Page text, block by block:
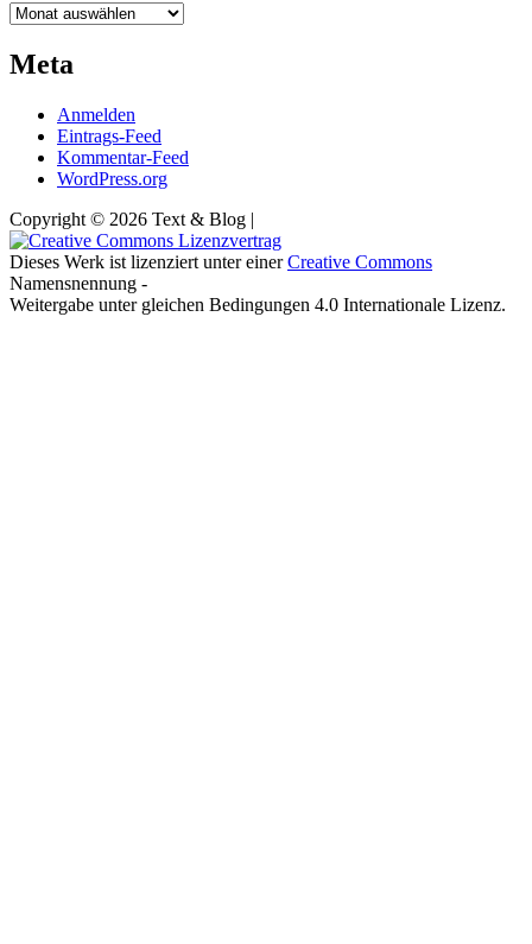
Archiv
Meta
Anmelden
Eintrags-Feed
Kommentar-Feed
WordPress.org
Copyright © 2026 Text & Blog |
Dieses Werk ist lizenziert unter einerCreative Commons
Namensnennung -
Weitergabe unter gleichen Bedingungen 4.0 Internationale Lizenz.